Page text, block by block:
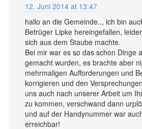
12. Juni 2014 at 13:47
hallo an die Gemeinde.., ich bin
Betrüger Lipke hereingefallen,
sich aus dem Staube machte.
Bei mir war es so das schon Dinge
gemacht wurden, es brachte aber
mehrmaligen Aufforderungen und
korrigieren und den
uns auch nach unserer Arbeit um
zu kommen, verschwand dann
und auf der Handynummer war
erreichbar!